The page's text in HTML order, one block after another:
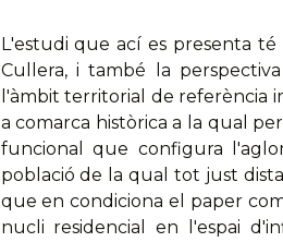
L'estudi que ací es presenta
Cullera, i també la
l'àmbit territorial de referència
a comarca històrica a la qual
funcional que configura
població de la qual tot just
que en condiciona el paper
nucli residencial en l'espai